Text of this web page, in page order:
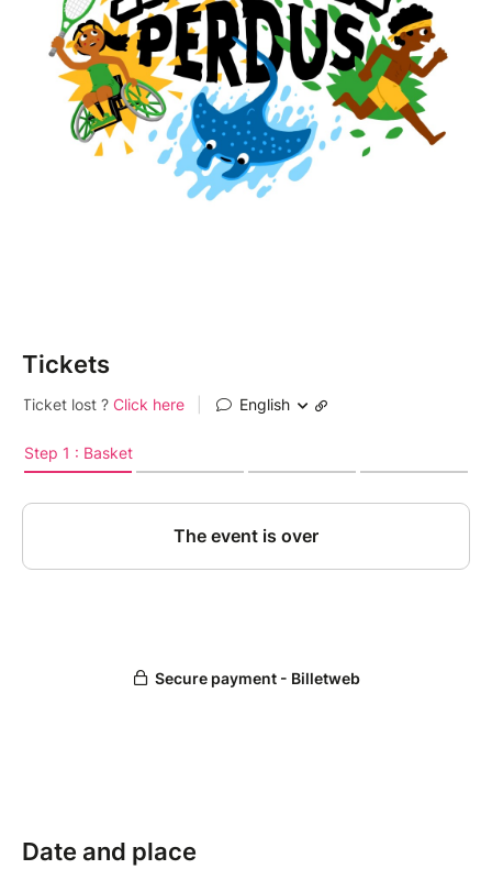
Tickets
Date and place